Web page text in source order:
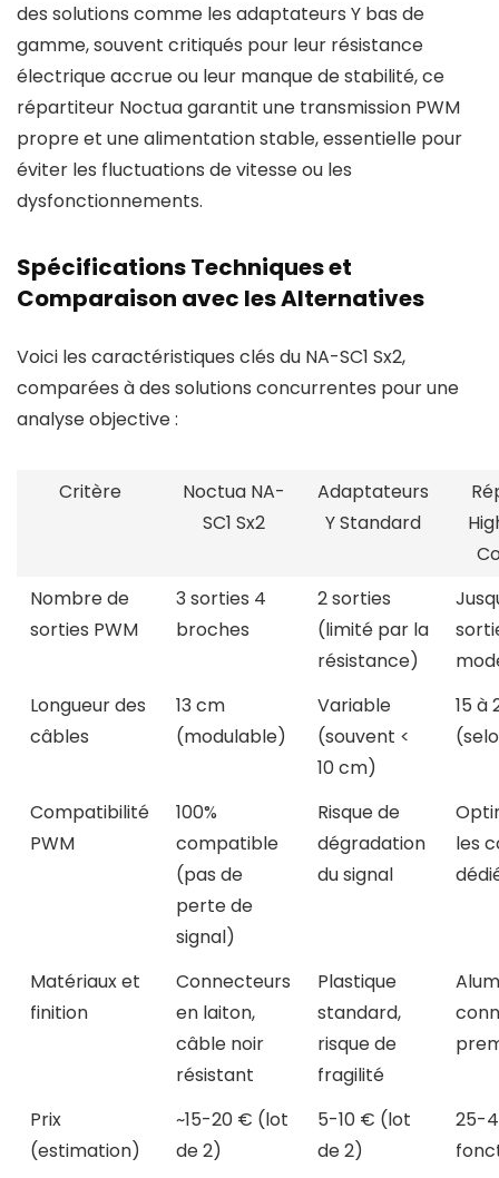
des solutions comme les adaptateurs Y bas de
gamme, souvent critiqués pour leur résistance
électrique accrue ou leur manque de stabilité, ce
répartiteur Noctua garantit une transmission PWM
propre et une alimentation stable, essentielle pour
éviter les fluctuations de vitesse ou les
dysfonctionnements.
Spécifications Techniques et
Comparaison avec les Alternatives
Voici les caractéristiques clés du NA-SC1 Sx2,
comparées à des solutions concurrentes pour une
analyse objective :
Critère
Noctua NA-
SC1 Sx2
Adaptateurs
Y Standard
Nombre de
sorties PWM
3 sorties 4
broches
2 sorties
(limité par la
résistance)
Longueur des
câbles
13 cm
(modulable)
Variable
(souvent <
10 cm)
15 à
Compatibilité
PWM
100%
compatible
(pas de
perte de
signal)
Risque de
dégradation
du signal
les
Matériaux et
finition
Connecteurs
en laiton,
câble noir
résistant
Plastique
standard,
risque de
fragilité
Prix
(estimation)
~15-20 € (lot
de 2)
5-10 € (lot
de 2)
25-